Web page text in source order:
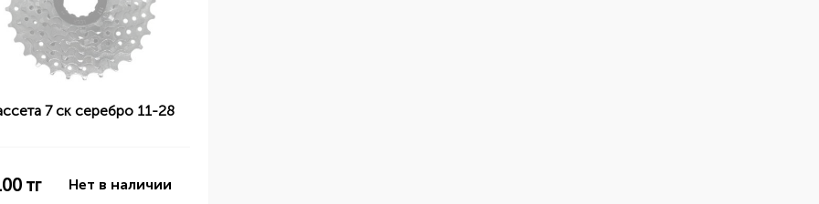
7 ск серебро 11-28
тг Нет в наличии